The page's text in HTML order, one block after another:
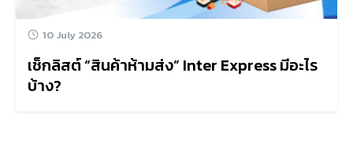
10 July 2026
เช็กลิสต์ “สินค้าห้ามส่ง” Inter Express มีอะไร
บ้าง?